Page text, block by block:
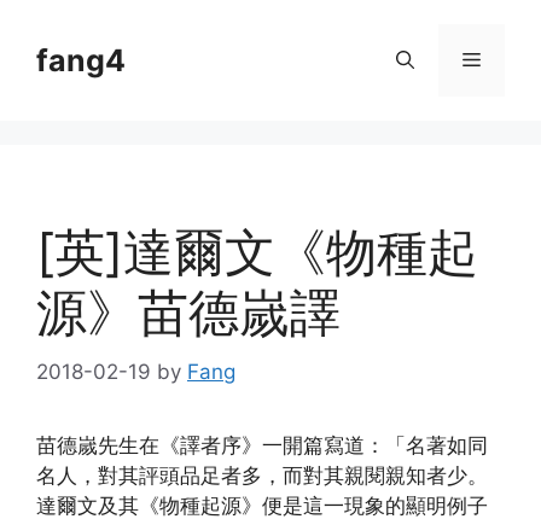
contentfang4 Menu
[英]達爾文《物種起
源》苗德嵗譯
2018-02-19 by Fang
苗德嵗先生在《譯者序》一開篇寫道：「名著如同
名人，對其評頭品足者多，而對其親閱親知者少。
達爾文及其《物種起源》便是這一現象的顯明例子